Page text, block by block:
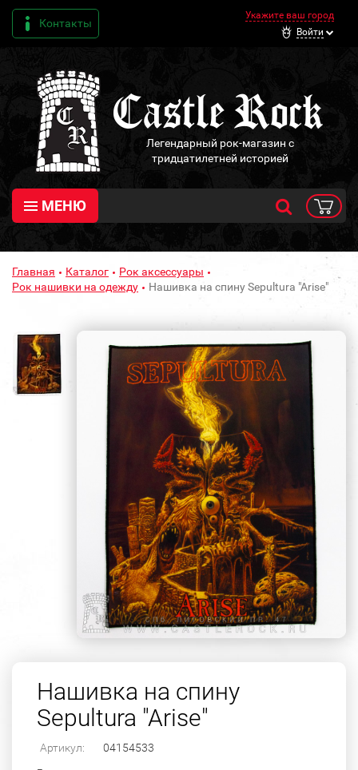
Контакты
Укажите ваш город
Войти
Легендарный рок-магазин с
тридцатилетней историей
МЕНЮ
Главная Каталог
Рок аксессуары
Рок нашивки на одежду
Нашивка на спину Sepultura "Arise"
Нашивка на спину
Sepultura "Arise"
Артикул: 04154533